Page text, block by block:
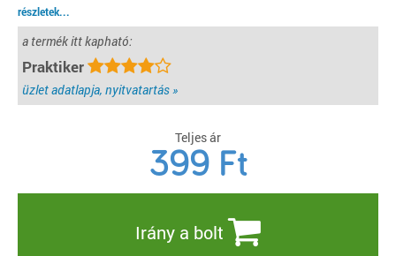
részletek...
a termék itt kapható:
Praktiker
üzlet adatlapja, nyitvatartás »
Teljes ár
399 Ft
Irány a bolt